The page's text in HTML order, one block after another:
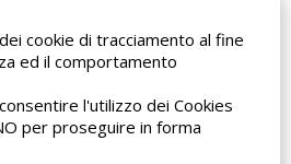
cookie di tracciamento al fine
ed il comportamento
l'utilizzo dei Cookies
per proseguire in forma
(MB)